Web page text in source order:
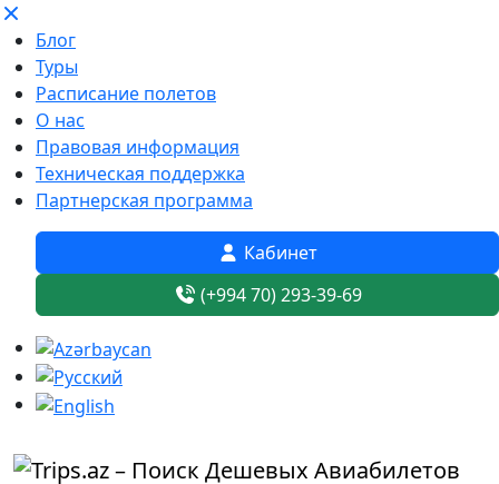
Блог
Туры
Расписание полетов
О нас
Правовая информация
Техническая поддержка
Партнерская программа
Кабинет
(+994 70) 293-39-69